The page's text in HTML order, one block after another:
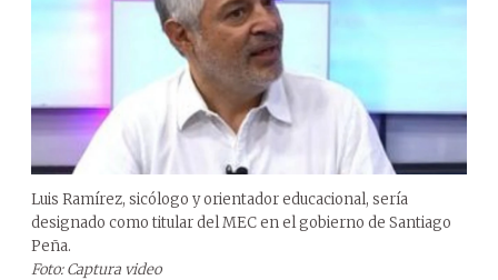
Luis Ramírez, sicólogo y orientador educacional, sería
designado como titular del MEC en el gobierno de Santiago
Peña.
Foto: Captura video